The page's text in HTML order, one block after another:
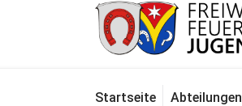
Startseite
Abteilungen